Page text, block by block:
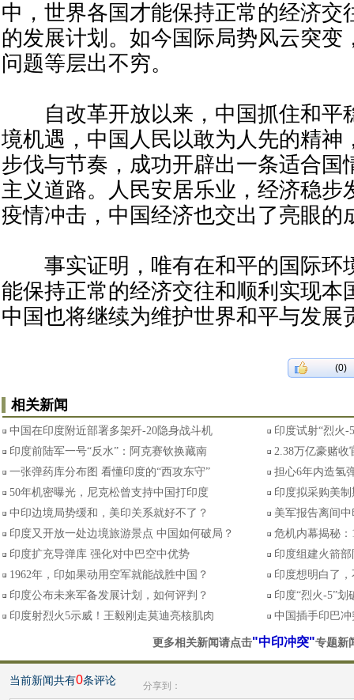
中，世界各国才能保持正常的经济交
的发展计划。如今国际局势风云突变
问题等层出不穷。
自改革开放以来，中国抓住和平
境机遇，中国人民以敢为人先的精神
步伐与节奏，成功开辟出一条适合国
主义道路。人民安居乐业，经济稳步
疫情冲击，中国经济也交出了亮眼的
事实证明，唯有在和平的国际环
能保持正常的经济交往和顺利实现本
中国也将继续为维护世界和平与发展
(0)
相关新闻
中国在印度附近部署多架歼-20隐身战斗机
印度试射“烈火-
印度前陆军一号“反水”：阿克赛钦换藏南
2.38万亿豪赌收
一张弹药库分布图 看懂印度的“西攻东守”
担心6年内造氢
50年机密曝光，尼克松曾支持中国打印度
印度拟采购美
中印边境局势缓和，美印关系就好不了？
美军报告离间
印度又开放一处边境旅游景点 中国如何破局？
危机内幕揭秘
印度扩充导弹库 强化对中巴空中优势
印度组建火箭
1962年，印如果动用空军就能战胜中国？
印度想明白了
印度公布未来军备发展计划，如何评判？
印度“烈火-5”
印度射烈火5示威！王毅刚走莫迪亮核肌肉
中国插手印巴
更多相关新闻请点击"中印冲突"专题新
当前新闻共有0条评论 分享到：